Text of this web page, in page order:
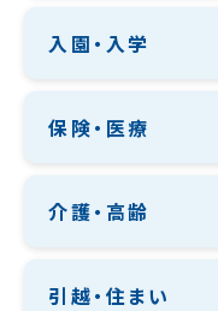
入園・入学
保険・医療
介護・高齢
引越・住まい